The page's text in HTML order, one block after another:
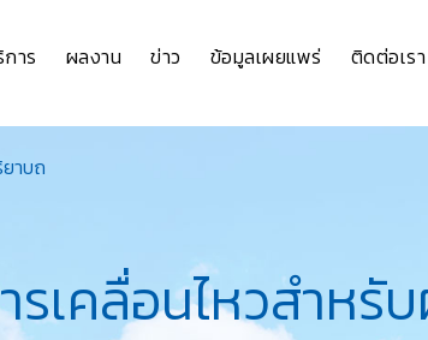
าร ผลงาน ข่าว ข้อมูลเผยแพร่ ติดต่อเรา
าบถ
เคลื่อนไหวสำหรั